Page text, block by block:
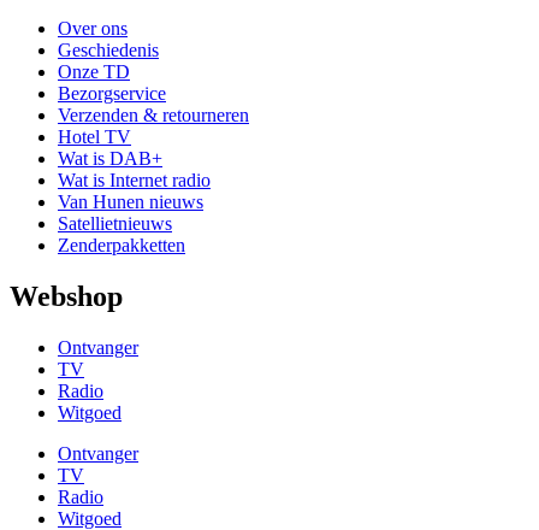
Over ons
Geschiedenis
Onze TD
Bezorgservice
Verzenden & retourneren
Hotel TV
Wat is DAB+
Wat is Internet radio
Van Hunen nieuws
Satellietnieuws
Zenderpakketten
Webshop
Ontvanger
TV
Radio
Witgoed
Ontvanger
TV
Radio
Witgoed